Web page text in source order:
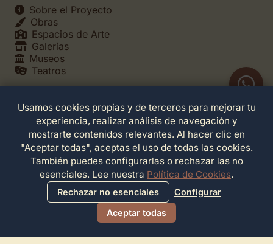
Sobre el Proyecto
Obras
Espacios de Arte
Galerías
Museos
Teatros
Legales
Política de Privacidad
Política de Cookies
Configuración de Cookies
Términos de Servicio
Contacto
Usamos cookies propias y de terceros para mejorar tu
experiencia, realizar análisis de navegación y
mostrarte contenidos relevantes. Al hacer clic en
"Aceptar todas", aceptas el uso de todas las cookies.
También puedes configurarlas o rechazar las no
esenciales. Lee nuestra Política de Cookies.
Rechazar no esenciales
Configurar
Aceptar todas